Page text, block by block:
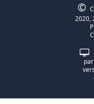
par
©
2020,